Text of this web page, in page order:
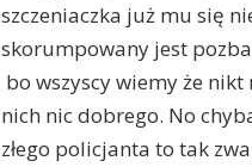
szczeniaczka już mu się
skorumpowany jest
bo wszyscy wiemy że
nich nic dobrego. No
złego policjanta to tak